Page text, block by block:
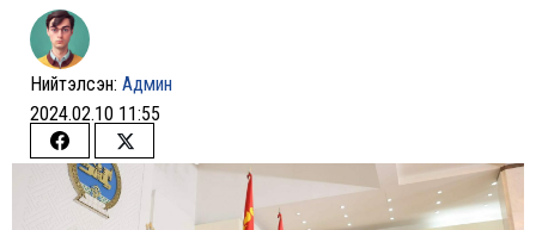
Нийтэлсэн: Админ
2024.02.10 11:55
Share
on
Share